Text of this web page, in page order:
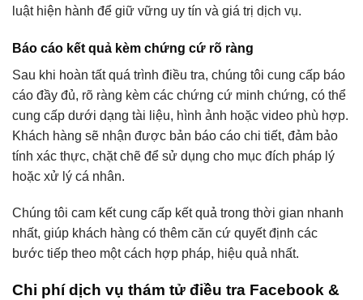
luật hiện hành để giữ vững uy tín và giá trị dịch vụ.
Báo cáo kết quả kèm chứng cứ rõ ràng
Sau khi hoàn tất quá trình điều tra, chúng tôi cung cấp báo
cáo đầy đủ, rõ ràng kèm các chứng cứ minh chứng, có thể
cung cấp dưới dạng tài liệu, hình ảnh hoặc video phù hợp.
Khách hàng sẽ nhận được bản báo cáo chi tiết, đảm bảo
tính xác thực, chặt chẽ để sử dụng cho mục đích pháp lý
hoặc xử lý cá nhân.
Chúng tôi cam kết cung cấp kết quả trong thời gian nhanh
nhất, giúp khách hàng có thêm căn cứ quyết định các
bước tiếp theo một cách hợp pháp, hiệu quả nhất.
Chi phí dịch vụ thám tử điều tra Facebook &